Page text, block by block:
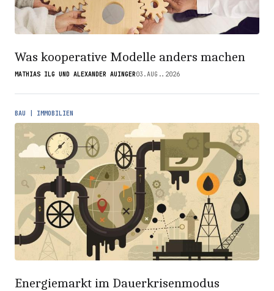
Was kooperative Modelle anders machen
MATHIAS ILG UND ALEXANDER AUINGER03.AUG..2026
BAU | IMMOBILIEN
Energiemarkt im Dauerkrisenmodus